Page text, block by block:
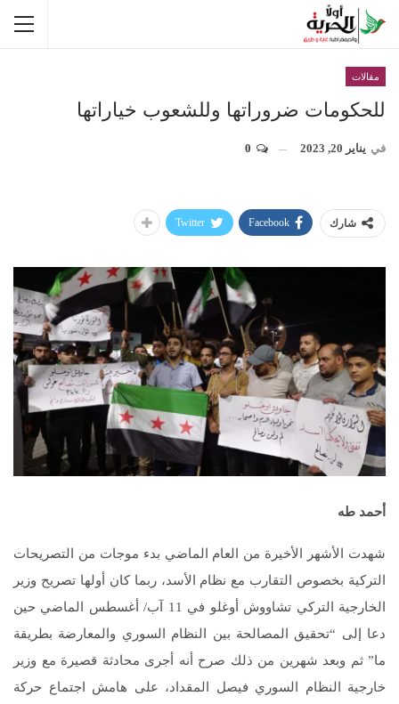
مقالات
للحكومات ضروراتها وللشعوب خياراتها
في يناير 20, 2023
شارك Facebook
Twitter
أحمد طه
شهدت الأشهر الأخيرة من العام الماضي بدء موجات من التصريحات
التركية بخصوص التقارب مع نظام الأسد، ربما كان أولها تصريح وزير
الخارجية التركي تشاووش أوغلو في 11 آب/ أغسطس الماضي حين
دعا إلى “تحقيق المصالحة بين النظام السوري والمعارضة بطريقة
ما” ثم وبعد شهرين من ذلك صرح أنه أجرى محادثة قصيرة مع وزير
خارجية النظام السوري فيصل المقداد، على هامش اجتماع حركة